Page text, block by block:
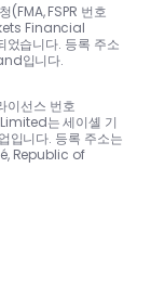
FSPR 번호
Financial
습니다. 등록 주소
입니다.
이선스 번호
는 세이셸 기
입니다. 등록 주소는
Republic of